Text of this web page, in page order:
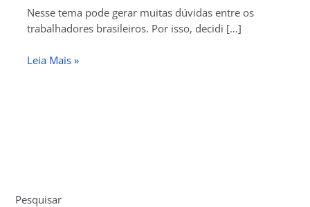
Nesse tema pode gerar muitas dúvidas entre os
trabalhadores brasileiros. Por isso, decidi […]
Leia Mais »
Pesquisar